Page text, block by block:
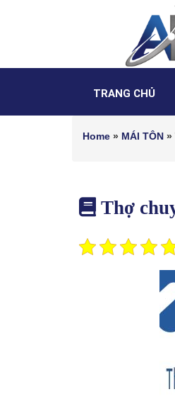
TRANG CHỦ
Home » MÁI TÔN »
Thợ